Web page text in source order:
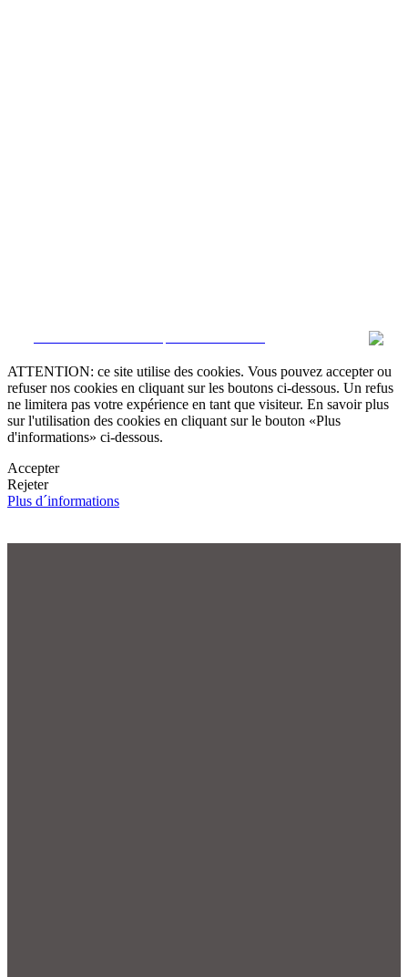
ATTENTION: ce site utilise des cookies. Vous pouvez accepter ou
refuser nos cookies en cliquant sur les boutons ci-dessous. Un refus
ne limitera pas votre expérience en tant que visiteur. En savoir plus
sur l'utilisation des cookies en cliquant sur le bouton «Plus
d'informations» ci-dessous.
Accepter
Rejeter
Plus d´informations